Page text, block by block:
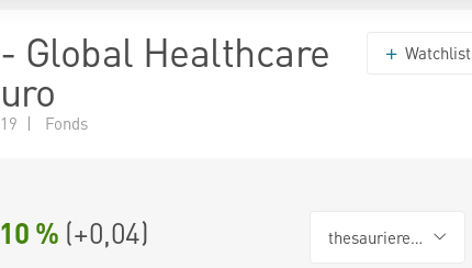
Global Healthcare
| Fonds
Watchlist
% (+0,04) thesaurierend